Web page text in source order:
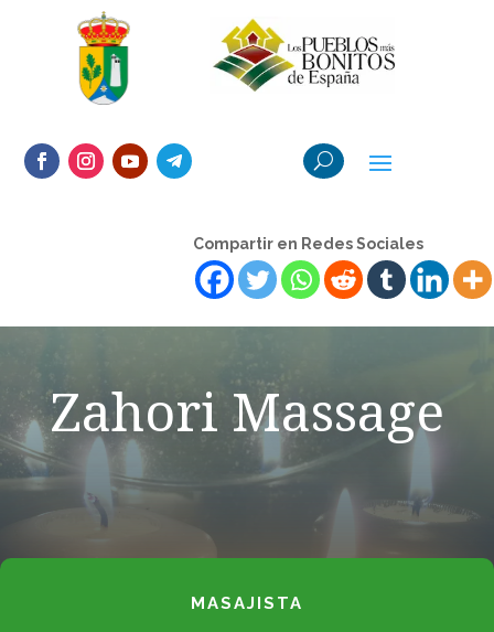
Compartir en Redes Sociales
Zahori Massage
MASAJISTA